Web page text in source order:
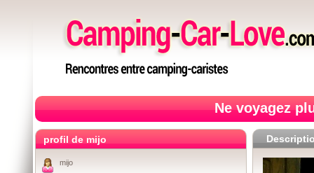
Ne voyagez
profil de mijo
mijo